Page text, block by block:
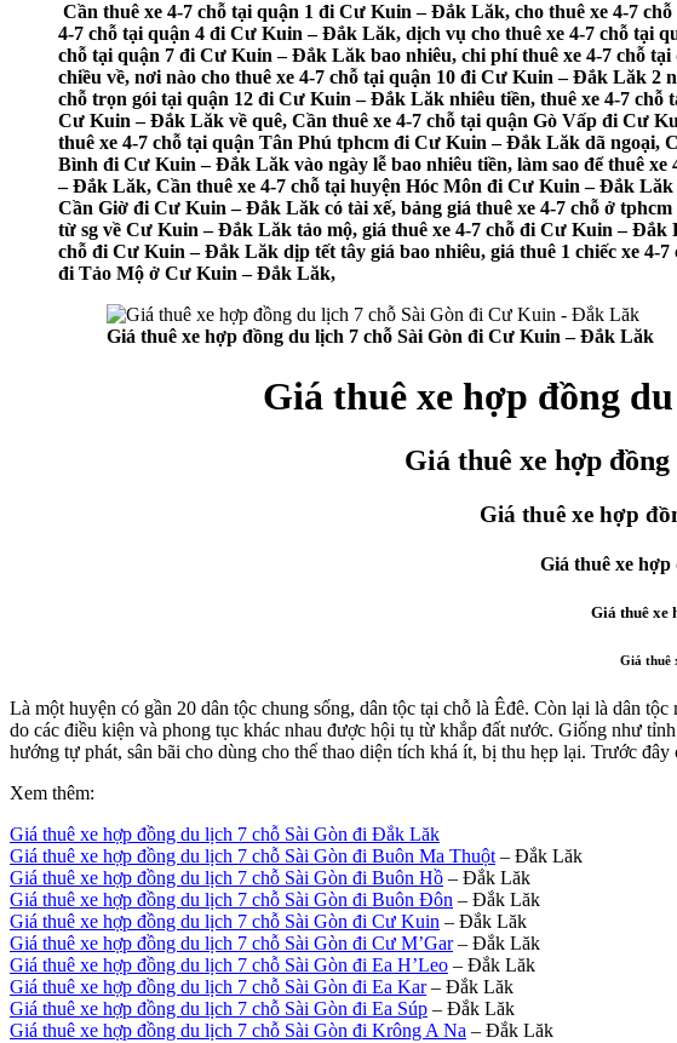
Cần thuê xe 4-7 chỗ tại quận 1 đi Cư Kuin – Đắk Lăk, cho thuê xe 4-7
4-7 chỗ tại quận 4 đi Cư Kuin – Đắk Lăk, dịch vụ cho thuê xe 4-7 chỗ tại
chỗ tại quận 7 đi Cư Kuin – Đắk Lăk bao nhiêu, chi phí thuê xe 4-7 chỗ
chiều về, nơi nào cho thuê xe 4-7 chỗ tại quận 10 đi Cư Kuin – Đắk Lăk 2
chỗ trọn gói tại quận 12 đi Cư Kuin – Đắk Lăk nhiêu tiền, thuê xe 4-7
Cư Kuin – Đắk Lăk về quê, Cần thuê xe 4-7 chỗ tại quận Gò Vấp đi Cư
thuê xe 4-7 chỗ tại quận Tân Phú tphcm đi Cư Kuin – Đắk Lăk dã ngoại,
Bình đi Cư Kuin – Đắk Lăk vào ngày lễ bao nhiêu tiền, làm sao để thuê
– Đắk Lăk, Cần thuê xe 4-7 chỗ tại huyện Hóc Môn đi Cư Kuin – Đắk
Cần Giờ đi Cư Kuin – Đắk Lăk có tài xế, bảng giá thuê xe 4-7 chỗ ở
từ sg về Cư Kuin – Đắk Lăk tảo mộ, giá thuê xe 4-7 chỗ đi Cư Kuin –
chỗ đi Cư Kuin – Đắk Lăk dịp tết tây giá bao nhiêu, giá thuê 1 chiếc xe 4-
đi Tảo Mộ ở Cư Kuin – Đắk Lăk,
Giá thuê xe hợp đồng du lịch 7 chỗ Sài Gòn đi Cư Kuin – Đắk Lăk
Giá thuê xe hợp đồng
Giá thuê xe hợp
Giá thuê xe hợp
Giá thuê xe
Giá thuê xe
Giá thuê
Là một huyện có gần 20 dân tộc chung sống, dân tộc tại chỗ là Êđê. Còn lại là dân
do các điều kiện và phong tục khác nhau được hội tụ từ khắp đất nước. Giống như
hướng tự phát, sân bãi cho dùng cho thể thao diện tích khá ít, bị thu hẹp lại. Trước
Xem thêm:
Giá thuê xe hợp đồng du lịch 7 chỗ Sài Gòn đi Đắk Lăk
Giá thuê xe hợp đồng du lịch 7 chỗ Sài Gòn đi Buôn Ma Thuột – Đắk Lăk
Giá thuê xe hợp đồng du lịch 7 chỗ Sài Gòn đi Buôn Hồ – Đắk Lăk
Giá thuê xe hợp đồng du lịch 7 chỗ Sài Gòn đi Buôn Đôn – Đắk Lăk
Giá thuê xe hợp đồng du lịch 7 chỗ Sài Gòn đi Cư Kuin – Đắk Lăk
Giá thuê xe hợp đồng du lịch 7 chỗ Sài Gòn đi Cư M’Gar– Đắk Lăk
Giá thuê xe hợp đồng du lịch 7 chỗ Sài Gòn đi Ea H’Leo – Đắk Lăk
Giá thuê xe hợp đồng du lịch 7 chỗ Sài Gòn đi Ea Kar– Đắk Lăk
Giá thuê xe hợp đồng du lịch 7 chỗ Sài Gòn đi Ea Súp – Đắk Lăk
Giá thuê xe hợp đồng du lịch 7 chỗ Sài Gòn đi Krông A Na – Đắk Lăk